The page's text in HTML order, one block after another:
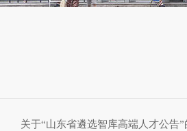
关于“山东省遴选智库高端人才公告”